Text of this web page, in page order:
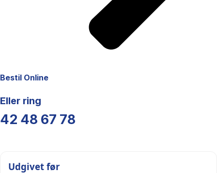
Bestil Online
Eller ring
42 48 67 78
Udgivet før